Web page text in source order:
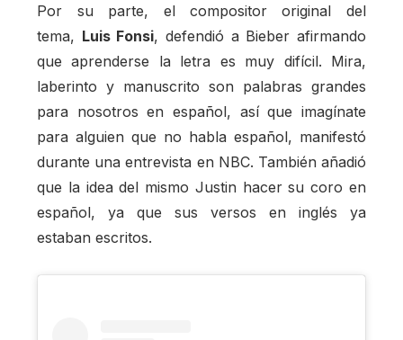
Por su parte, el compositor original del
tema, Luis Fonsi, defendió a Bieber afirmando
que aprenderse la letra es muy difícil. Mira,
laberinto y manuscrito son palabras grandes
para nosotros en español, así que imagínate
para alguien que no habla español, manifestó
durante una entrevista en NBC. También añadió
que la idea del mismo Justin hacer su coro en
español, ya que sus versos en inglés ya
estaban escritos.